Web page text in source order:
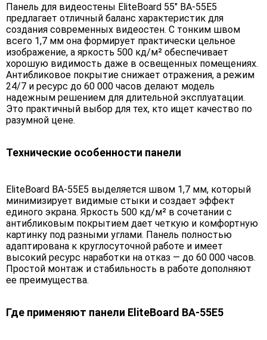
Панель для видеостены EliteBoard 55" BA-55E5
предлагает отличный баланс характеристик для
создания современных видеостен. С тонким швом
всего 1,7 мм она формирует практически цельное
изображение, а яркость 500 кд/м² обеспечивает
хорошую видимость даже в освещенных помещениях.
Антибликовое покрытие снижает отражения, а режим
24/7 и ресурс до 60 000 часов делают модель
надежным решением для длительной эксплуатации.
Это практичный выбор для тех, кто ищет качество по
разумной цене.
Технические особенности панели
EliteBoard BA-55E5 выделяется швом 1,7 мм, который
минимизирует видимые стыки и создает эффект
единого экрана. Яркость 500 кд/м² в сочетании с
антибликовым покрытием дает четкую и комфортную
картинку под разными углами. Панель полностью
адаптирована к круглосуточной работе и имеет
высокий ресурс наработки на отказ — до 60 000 часов.
Простой монтаж и стабильность в работе дополняют
ее преимущества.
Где применяют панели EliteBoard BA-55E5